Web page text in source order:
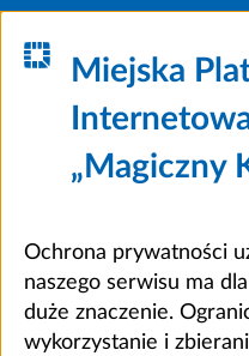
Miejska
„Magiczny
Ochrona prywatności
naszego serwisu ma
duże znaczenie.
wykorzystanie i